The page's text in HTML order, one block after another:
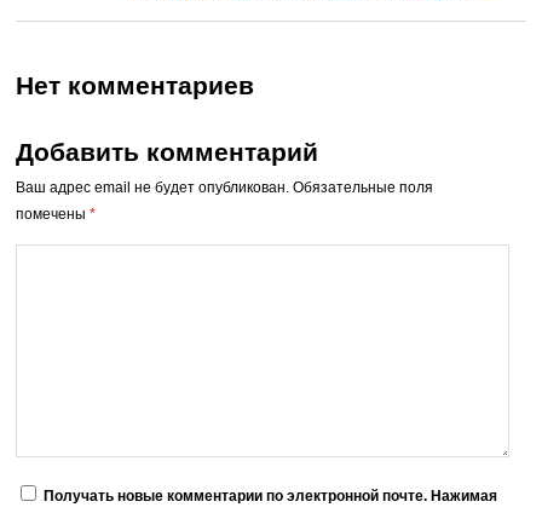
Нет комментариев
Добавить комментарий
Ваш адрес email не будет опубликован. Обязательные поля
помечены*
Получать новые комментарии по электронной почте. Нажимая